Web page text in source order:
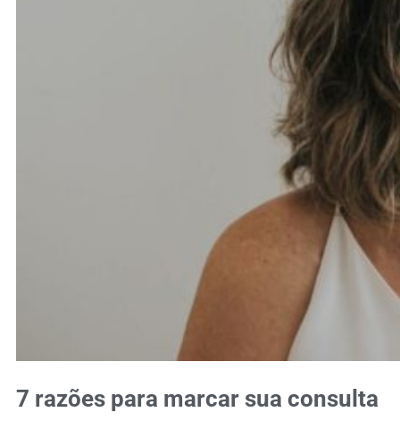
7 razões para marcar sua consulta